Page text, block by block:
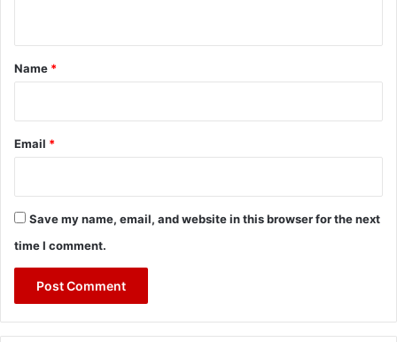
*
Name *
Email *
Save my name, email, and website in this browser for the next
time I comment.